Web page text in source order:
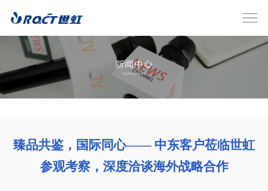
臻品共鉴，国际同心—— 中东客户莅临世虹
参观考察，深度洽谈海外战略合作